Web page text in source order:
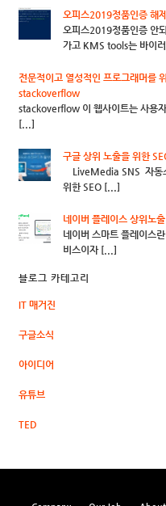
오피스2019정품인증 해
오피스2019정품인증 안
가고 KMS tools는 바이
전문적이고 열성적인 프로그래머를
stackoverflow
stackoverflow 이 웹사이트는 사용
[...]
구글 상위 노출을 위한
LiveMedia SNS 자동
위한 SEO [...]
네이버 플레이스 상위노
네이버 스마트 플레이스
비스이자 [...]
블로그 카테고리
IT 매거진
구글소식
아이디어
유튜브
TED